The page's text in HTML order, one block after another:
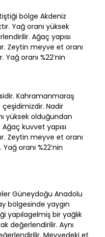
bölge Akdeniz
Yağ oranı yüksek
Ağaç yapısı
Zeytin meyve et oranı
Yağ oranı %22’nin
Kahramanmaraş
Nadir
yüksek olduğundan
kuvvet yapısı
Zeytin meyve et oranı
Yağ oranı %22’nin
Güneydoğu Anadolu
bölgesinde yaygın
yapılagelmiş bir yağlık
değerlendirilir. Aynı
Meyvedeki et